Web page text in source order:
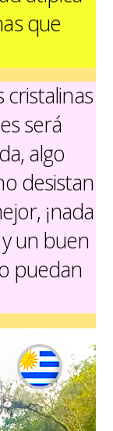
que
cristalinas
será
algo
desistan
¡nada
un buen
puedan